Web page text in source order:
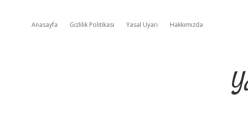
Anasayfa Gizlilik Politikası Yasal Uyarı Hakkımızda